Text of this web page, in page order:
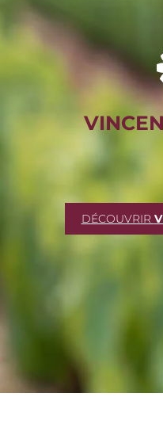
DÉCOUVRIR